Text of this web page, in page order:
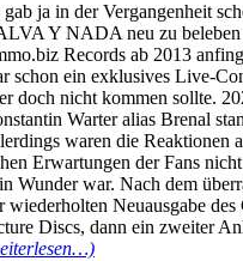
gab ja in der Vergangenheit
Y NADA neu zu beleben
Records ab 2013
schon ein exklusives Live-
doch nicht kommen sollte.
Warter alias Brenal
waren die Reaktionen
Erwartungen der Fans
Wunder war. Nach dem
wiederholten Neuausgabe
Discs, dann ein zweiter